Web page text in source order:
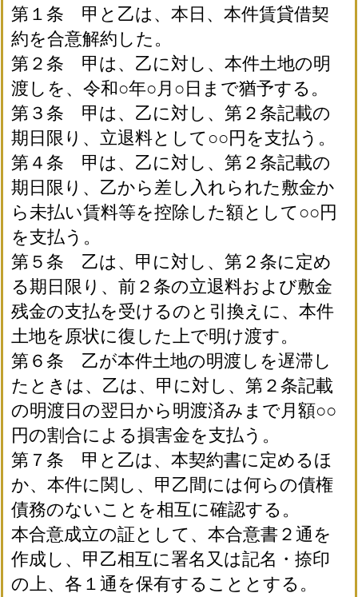
第１条 甲と乙は、本日、本件賃貸借契
約を合意解約した。
第２条 甲は、乙に対し、本件土地の明
渡しを、令和○年○月○日まで猶予する。
第３条 甲は、乙に対し、第２条記載の
期日限り、立退料として○○円を支払う。
第４条 甲は、乙に対し、第２条記載の
期日限り、乙から差し入れられた敷金か
ら未払い賃料等を控除した額として○○円
を支払う。
第５条 乙は、甲に対し、第２条に定め
る期日限り、前２条の立退料および敷金
残金の支払を受けるのと引換えに、本件
土地を原状に復した上で明け渡す。
第６条 乙が本件土地の明渡しを遅滞し
たときは、乙は、甲に対し、第２条記載
の明渡日の翌日から明渡済みまで月額○○
円の割合による損害金を支払う。
第７条 甲と乙は、本契約書に定めるほ
か、本件に関し、甲乙間には何らの債権
債務のないことを相互に確認する。
本合意成立の証として、本合意書２通を
作成し、甲乙相互に署名又は記名・捺印
の上、各１通を保有することとする。